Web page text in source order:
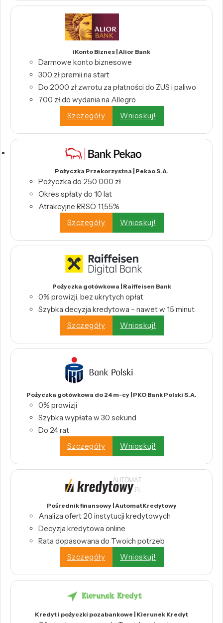
iKonto Biznes | Alior Bank
Darmowe konto biznesowe
300 zł premii na start
Do 2000 zł zwrotu za płatności do ZUS i paliwo
700 zł do wydania na Allegro
Szczegóły
Wnioskuj!
Pożyczka Przekorzystna | Pekao S.A.
Pożyczka do 250 000 zł
Okres spłaty do 10 lat
Atrakcyjne RRSO 11,55%
Szczegóły
Wnioskuj!
Pożyczka gotówkowa | Raiffeisen Bank
0% prowizji, bez ukrytych opłat
Szybka decyzja kredytowa – nawet w 15 minut
Szczegóły
Wnioskuj!
Pożyczka gotówkowa do 24 m-cy | PKO Bank Polski S.A.
0% prowizji
Szybka wypłata w 30 sekund
Do 24 rat
Szczegóły
Wnioskuj!
Pośrednik finansowy | AutomatKredytowy
Analiza ofert 20 instytucji kredytowych
Decyzja kredytowa online
Rata dopasowana do Twoich potrzeb
Szczegóły
Wnioskuj!
Kredyt i pożyczki pozabankowe | Kierunek Kredyt